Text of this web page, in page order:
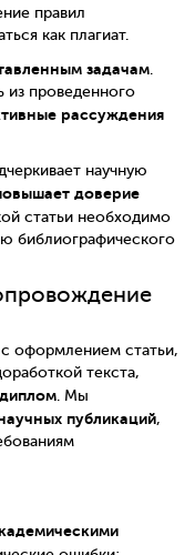
правил
как плагиат.
задачам.
из проведенного
рассуждения
научную
доверие
статьи необходимо
библиографического
с оформлением статьи,
текста,
. Мы
публикаций,